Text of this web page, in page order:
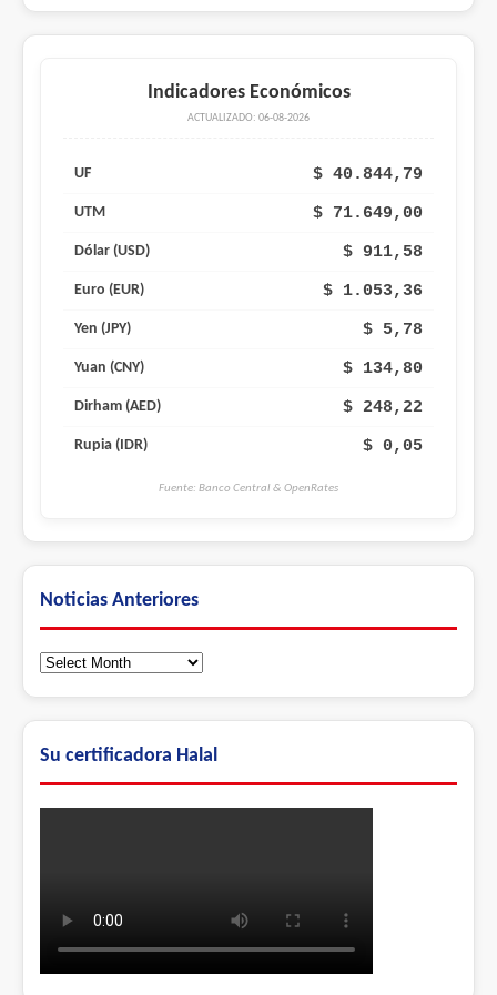
Indicadores Económicos
ACTUALIZADO: 06-08-2026
UF $ 40.844,79
UTM $ 71.649,00
Dólar (USD) $ 911,58
Euro (EUR) $ 1.053,36
Yen (JPY) $ 5,78
Yuan (CNY) $ 134,80
Dirham (AED) $ 248,22
Rupia (IDR) $ 0,05
Fuente: Banco Central & OpenRates
Noticias Anteriores
Noticias
Su certificadora Halal